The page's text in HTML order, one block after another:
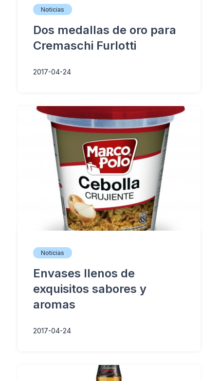
Noticias
Dos medallas de oro para
Cremaschi Furlotti
2017-04-24
Noticias
Envases llenos de
exquisitos sabores y
aromas
2017-04-24